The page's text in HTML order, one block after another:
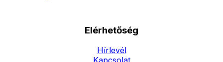
Elérhetőség
Hírlevél
Kapcsolat